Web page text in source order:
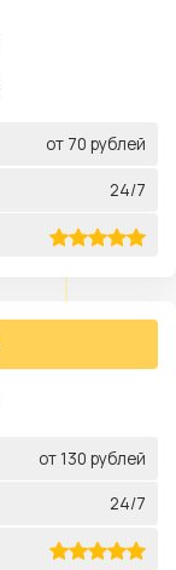
от 70 рублей
24/7
от 130 рублей
24/7